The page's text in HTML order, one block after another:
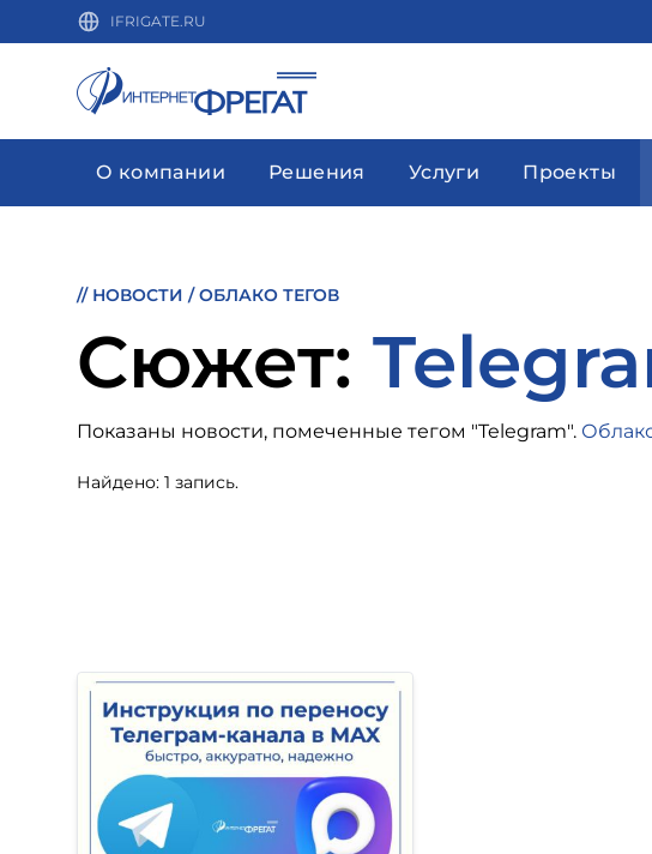
IFRIGATE.RU
О компании Решения Услуги Проекты
// НОВОСТИ /ОБЛАКО ТЕГОВ
Cюжет:
Показаны новости, помеченные тегом "Telegram".
Найдено: 1 запись.